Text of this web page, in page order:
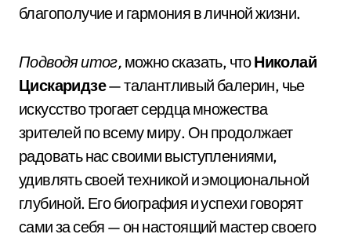
благополучие и гармония в личной жизни.
Подводя итог, можно сказать, чтоНиколай
Цискаридзе— талантливый балерин, чье
искусство трогает сердца множества
зрителей по всему миру. Он продолжает
радовать нас своими выступлениями,
удивлять своей техникой и эмоциональной
глубиной. Его биография и успехи говорят
сами за себя — он настоящий мастер своего